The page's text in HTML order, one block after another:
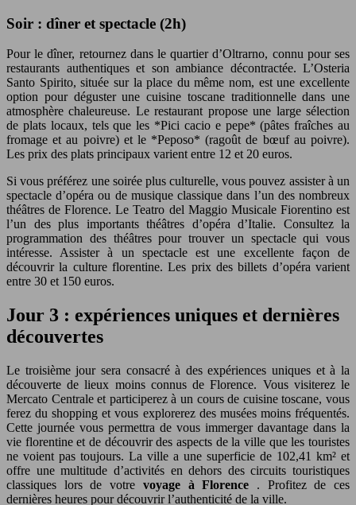
Soir : dîner et spectacle (2h)
Pour le dîner, retournez dans le quartier d’Oltrarno, connu pour ses
restaurants authentiques et son ambiance décontractée. L’Osteria
Santo Spirito, située sur la place du même nom, est une excellente
option pour déguster une cuisine toscane traditionnelle dans une
atmosphère chaleureuse. Le restaurant propose une large sélection
de plats locaux, tels que les *Pici cacio e pepe* (pâtes fraîches au
fromage et au poivre) et le *Peposo* (ragoût de bœuf au poivre).
Les prix des plats principaux varient entre 12 et 20 euros.
Si vous préférez une soirée plus culturelle, vous pouvez assister à un
spectacle d’opéra ou de musique classique dans l’un des nombreux
théâtres de Florence. Le Teatro del Maggio Musicale Fiorentino est
l’un des plus importants théâtres d’opéra d’Italie. Consultez la
programmation des théâtres pour trouver un spectacle qui vous
intéresse. Assister à un spectacle est une excellente façon de
découvrir la culture florentine. Les prix des billets d’opéra varient
entre 30 et 150 euros.
Jour 3 : expériences uniques et dernières
découvertes
Le troisième jour sera consacré à des expériences uniques et à la
découverte de lieux moins connus de Florence. Vous visiterez le
Mercato Centrale et participerez à un cours de cuisine toscane, vous
ferez du shopping et vous explorerez des musées moins fréquentés.
Cette journée vous permettra de vous immerger davantage dans la
vie florentine et de découvrir des aspects de la ville que les touristes
ne voient pas toujours. La ville a une superficie de 102,41 km² et
offre une multitude d’activités en dehors des circuits touristiques
classiques lors de votre voyage à Florence . Profitez de ces
dernières heures pour découvrir l’authenticité de la ville.